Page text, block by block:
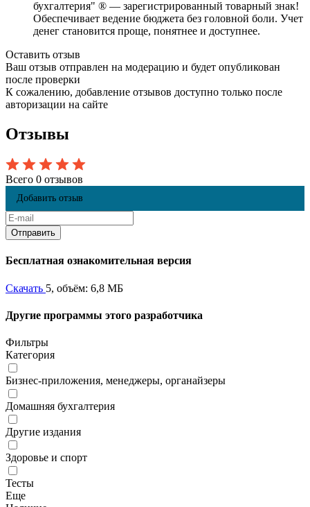
бухгалтерия" ® — зарегистрированный товарный знак!
Обеспечивает ведение бюджета без головной боли. Учет
денег становится проще, понятнее и доступнее.
Оставить отзыв
Ваш отзыв отправлен на модерацию и будет опубликован
после проверки
К сожалению, добавление отзывов доступно только после
авторизации на сайте
Отзывы
Всего 0 отзывов
Добавить отзыв
Бесплатная ознакомительная версия
Скачать 5, объём: 6,8 МБ
Другие программы этого разработчика
Фильтры
Категория
Бизнес-приложения, менеджеры, органайзеры
Домашняя бухгалтерия
Другие издания
Здоровье и спорт
Тесты
Еще